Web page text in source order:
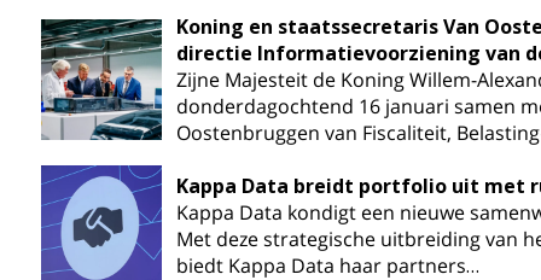
Koning en staatssecretaris Van
directie Informatievoorziening van
Zijne Majesteit de Koning Willem-
donderdagochtend 16 januari samen
Oostenbruggen van Fiscaliteit,
Kappa Data breidt portfolio uit met
Kappa Data kondigt een nieuwe
Met deze strategische uitbreiding van
biedt Kappa Data haar partners…